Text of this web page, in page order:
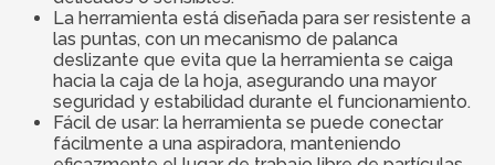
La herramienta está diseñada para ser resistente a
las puntas, con un mecanismo de palanca
deslizante que evita que la herramienta se caiga
hacia la caja de la hoja, asegurando una mayor
seguridad y estabilidad durante el funcionamiento.
Fácil de usar: la herramienta se puede conectar
fácilmente a una aspiradora, manteniendo